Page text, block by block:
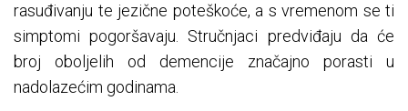
rasuđivanju te jezične poteškoće, a s vremenom se ti
simptomi pogoršavaju. Stručnjaci predviđaju da će
broj oboljelih od demencije značajno porasti u
nadolazećim godinama.